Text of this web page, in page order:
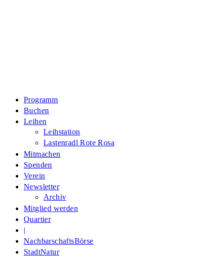
Programm
Buchen
Leihen
Leihstation
Lastenradl Rote Rosa
Mitmachen
Spenden
Verein
Newsletter
Archiv
Mitglied werden
Quartier
|
NachbarschaftsBörse
StadtNatur